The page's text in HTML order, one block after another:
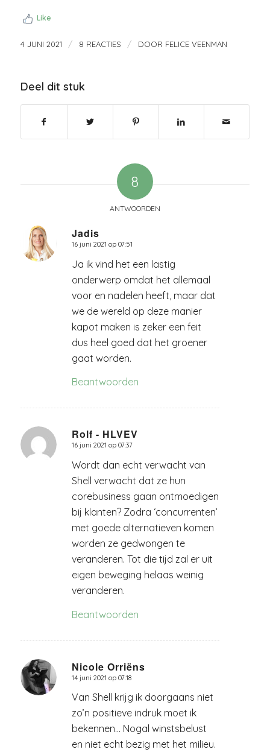
Like
4 JUNI 2021 / 8 REACTIES / DOOR FELICE VEENMAN
Deel dit stuk
8
ANTWOORDEN
Jadis
zegt:
16 juni 2021 op 07:51
Ja ik vind het een lastig
onderwerp omdat het allemaal
voor en nadelen heeft, maar dat
we de wereld op deze manier
kapot maken is zeker een feit
dus heel goed dat het groener
gaat worden.
Beantwoorden
Rolf - HLVEV
zegt:
16 juni 2021 op 07:37
Wordt dan echt verwacht van
Shell verwacht dat ze hun
corebusiness gaan ontmoedigen
bij klanten? Zodra ‘concurrenten’
met goede alternatieven komen
worden ze gedwongen te
veranderen. Tot die tijd zal er uit
eigen beweging helaas weinig
veranderen.
Beantwoorden
Nicole Orriëns
zegt:
14 juni 2021 op 07:18
Van Shell krijg ik doorgaans niet
zo’n positieve indruk moet ik
bekennen… Nogal winstsbelust
en niet echt bezig met het milieu.